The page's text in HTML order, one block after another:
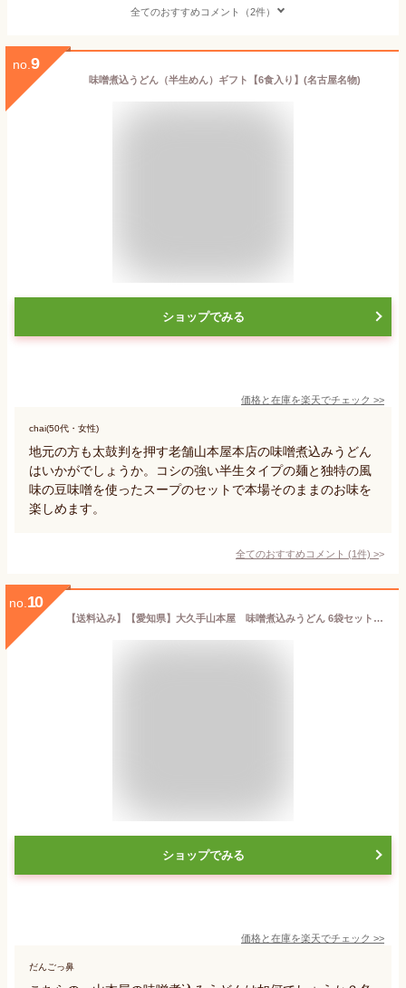
全てのおすすめコメント（2件）
no. 9
味噌煮込うどん（半生めん）ギフト【6食入り】(名古屋名物)
ショップでみる
価格と在庫を楽天でチェック >>
chai(50代・女性)
地元の方も太鼓判を押す老舗山本屋本店の味噌煮込みうどん
はいかがでしょうか。コシの強い半生タイプの麺と独特の風
味の豆味噌を使ったスープのセットで本場そのままのお味を
楽しめます。
全てのおすすめコメント (1件) >
no. 10
【送料込み】【愛知県】大久手山本屋 味噌煮込みうどん 6袋セット（山本屋） お土産 ギフト プチギフト 誕生日
ショップでみる
価格と在庫を楽天でチェック >>
だんごっ鼻